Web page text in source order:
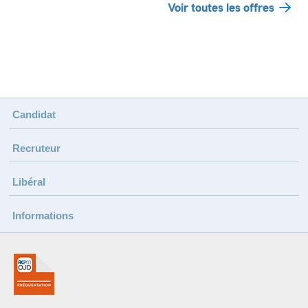
Voir toutes les offres
Candidat
Recruteur
Libéral
Informations